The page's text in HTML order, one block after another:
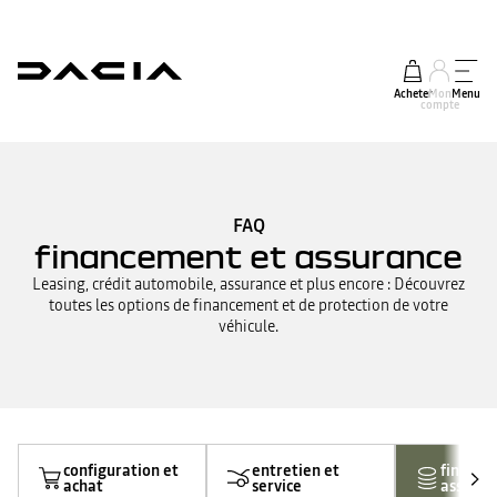
AcheterMon
compte
Menu
FAQ
financement et assurance
Leasing, crédit automobile, assurance et plus encore : Découvrez
toutes les options de financement et de protection de votre
véhicule.
configuration et
achat
entretien et
service